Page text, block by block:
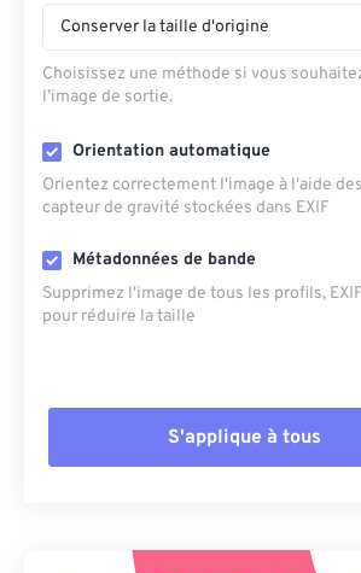
Conserver la taille d'origine
Choisissez une méthode si vous
l’image de sortie.
Orientation automatique
Orientez correctement l'image à l'aide
capteur de gravité stockées dans EXIF
Métadonnées de bande
Supprimez l'image de tous les profils,
pour réduire la taille
S'applique à tous
Appliquer à partir du préréglage